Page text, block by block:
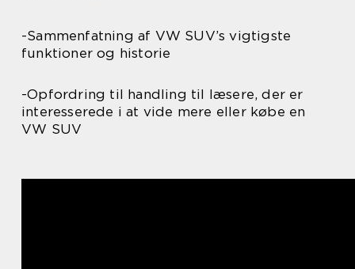
-Sammenfatning af VW SUV’s vigtigste
funktioner og historie
-Opfordring til handling til læsere, der er
interesserede i at vide mere eller købe en
VW SUV